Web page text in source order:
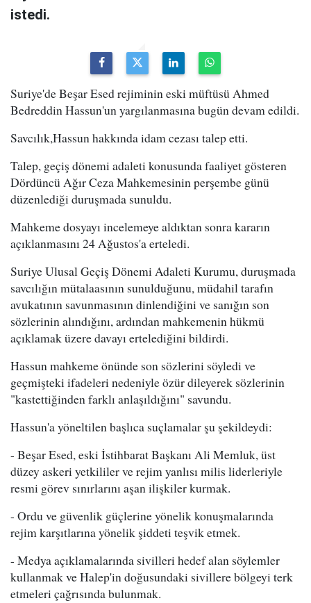
istedi.
Suriye'de Beşar Esed rejiminin eski müftüsü Ahmed
Bedreddin Hassun'un yargılanmasına bugün devam edildi.
Savcılık,Hassun hakkında idam cezası talep etti.
Talep, geçiş dönemi adaleti konusunda faaliyet gösteren
Dördüncü Ağır Ceza Mahkemesinin perşembe günü
düzenlediği duruşmada sunuldu.
Mahkeme dosyayı incelemeye aldıktan sonra kararın
açıklanmasını 24 Ağustos'a erteledi.
Suriye Ulusal Geçiş Dönemi Adaleti Kurumu, duruşmada
savcılığın mütalaasının sunulduğunu, müdahil tarafın
avukatının savunmasının dinlendiğini ve sanığın son
sözlerinin alındığını, ardından mahkemenin hükmü
açıklamak üzere davayı ertelediğini bildirdi.
Hassun mahkeme önünde son sözlerini söyledi ve
geçmişteki ifadeleri nedeniyle özür dileyerek sözlerinin
"kastettiğinden farklı anlaşıldığını" savundu.
Hassun'a yöneltilen başlıca suçlamalar şu şekildeydi:
- Beşar Esed, eski İstihbarat Başkanı Ali Memluk, üst
düzey askeri yetkililer ve rejim yanlısı milis liderleriyle
resmi görev sınırlarını aşan ilişkiler kurmak.
- Ordu ve güvenlik güçlerine yönelik konuşmalarında
rejim karşıtlarına yönelik şiddeti teşvik etmek.
- Medya açıklamalarında sivilleri hedef alan söylemler
kullanmak ve Halep'in doğusundaki sivillere bölgeyi terk
etmeleri çağrısında bulunmak.